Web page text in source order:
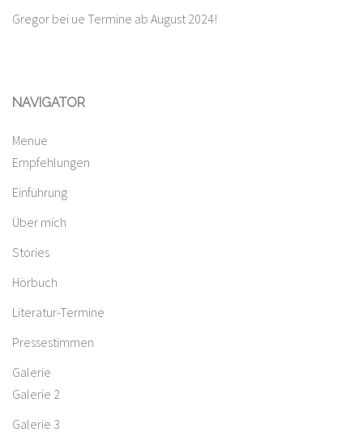
Gregor bei ue Termine ab August 2024!
NAVIGATOR
Menue
Empfehlungen
Einführung
Über mich
Stories
Hörbuch
Literatur-Termine
Pressestimmen
Galerie
Galerie 2
Galerie 3